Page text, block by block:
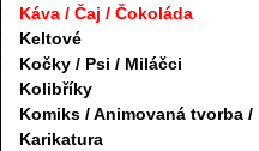
Káva / Čaj / Čokoláda
Keltové
Kočky / Psi / Miláčci
Kolibříky
Komiks / Animovaná tvorba /
Karikatura